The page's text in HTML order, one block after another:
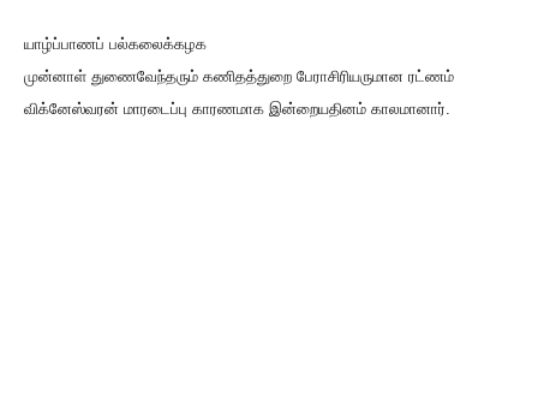
யாழ்ப்பாணப் பல்கலைக்கழக
முன்னாள் துணைவேந்தரும் கணிதத்துறை பேராசிரியருமான ரட்ணம்
விக்னேஸ்வரன் மாரடைப்பு காரணமாக இன்றையதினம் காலமானார்.